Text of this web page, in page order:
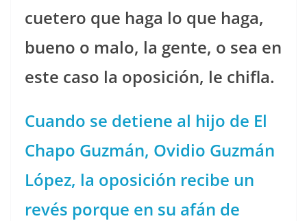
cuetero que haga lo que haga,
bueno o malo, la gente, o sea en
este caso la oposición, le chifla.
Cuando se detiene al hijo de El
Chapo Guzmán, Ovidio Guzmán
López, la oposición recibe un
revés porque en su afán de